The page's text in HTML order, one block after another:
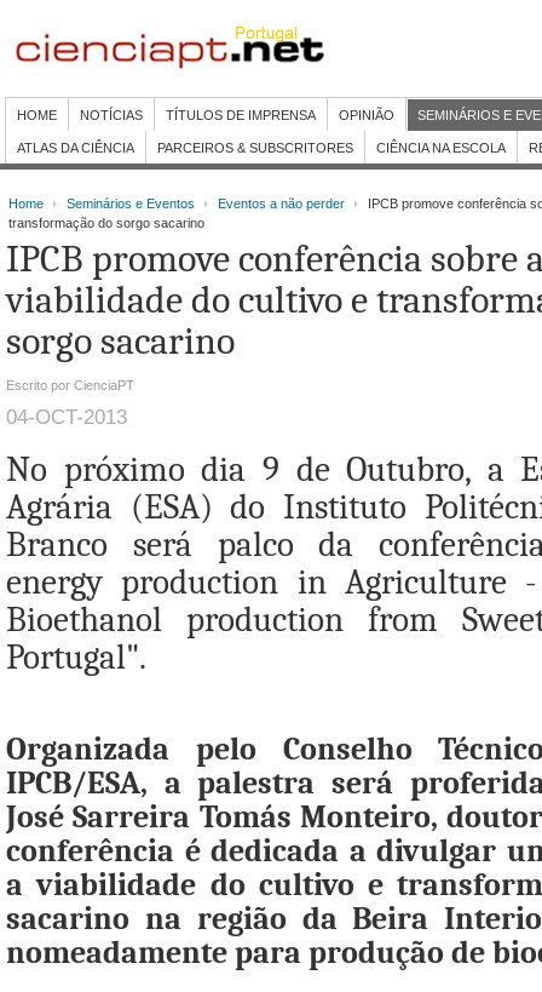
HOME NOTÍCIAS TÍTULOS DE IMPRENSA OPINIÃO SEMINÁRIOS E
ATLAS DA CIÊNCIA PARCEIROS & SUBSCRITORES CIÊNCIA NA ESCOLA
Home Seminários e Eventos Eventos a não perder
IPCB promove conferência
transformação do sorgo sacarino
IPCB promove conferência sobre
viabilidade do cultivo e
sorgo sacarino
Escrito por CienciaPT
04-OCT-2013
No próximo dia 9 de Outubro, a
Agrária (ESA) do Instituto
Branco será palco da
energy production in Agriculture
Bioethanol production from
Portugal".
Organizada pelo Conselho
IPCB/ESA, a palestra será
José Sarreira Tomás Monteiro,
conferência é dedicada a divulgar
a viabilidade do cultivo e
sacarino na região da Beira
nomeadamente para produção de